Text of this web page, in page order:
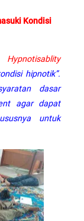
Kondisi
Hypnotisablity
hipnotik”.
dasar
agar dapat
untuk